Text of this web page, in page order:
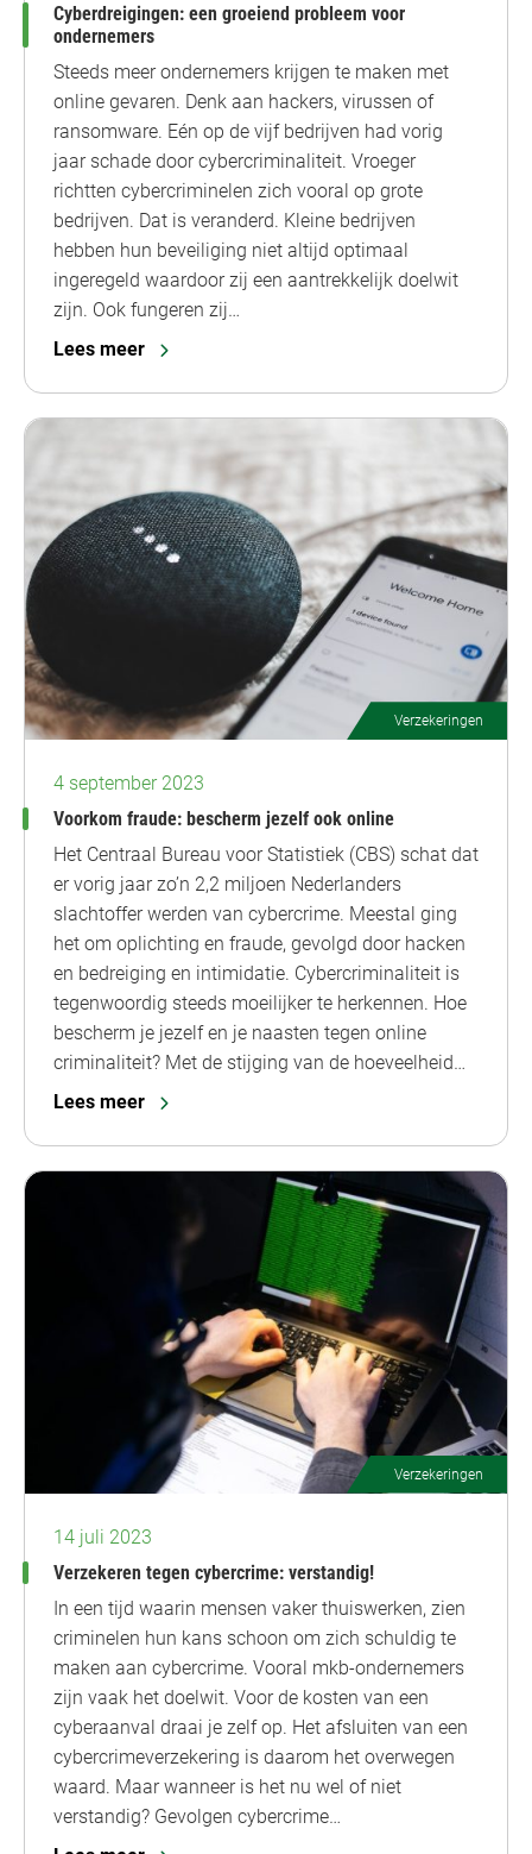
Cyberdreigingen: een groeiend probleem voor
ondernemers
Steeds meer ondernemers krijgen te maken met
online gevaren. Denk aan hackers, virussen of
ransomware. Eén op de vijf bedrijven had vorig
jaar schade door cybercriminaliteit. Vroeger
richtten cybercriminelen zich vooral op grote
bedrijven. Dat is veranderd. Kleine bedrijven
hebben hun beveiliging niet altijd optimaal
ingeregeld waardoor zij een aantrekkelijk doelwit
zijn. Ook fungeren zij…
Lees meer
Verzekeringen
4 september 2023
Voorkom fraude: bescherm jezelf ook online
Het Centraal Bureau voor Statistiek (CBS) schat dat
er vorig jaar zo’n 2,2 miljoen Nederlanders
slachtoffer werden van cybercrime. Meestal ging
het om oplichting en fraude, gevolgd door hacken
en bedreiging en intimidatie. Cybercriminaliteit is
tegenwoordig steeds moeilijker te herkennen. Hoe
bescherm je jezelf en je naasten tegen online
criminaliteit? Met de stijging van de hoeveelheid…
Lees meer
Verzekeringen
14 juli 2023
Verzekeren tegen cybercrime: verstandig!
In een tijd waarin mensen vaker thuiswerken, zien
criminelen hun kans schoon om zich schuldig te
maken aan cybercrime. Vooral mkb-ondernemers
zijn vaak het doelwit. Voor de kosten van een
cyberaanval draai je zelf op. Het afsluiten van een
cybercrimeverzekering is daarom het overwegen
waard. Maar wanneer is het nu wel of niet
verstandig? Gevolgen cybercrime…